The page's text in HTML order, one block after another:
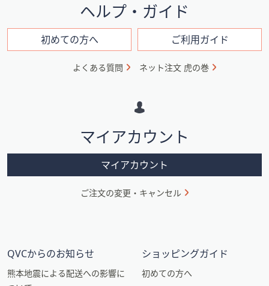
ン
ン
ヘルプ・ガイド
初めての方へ ご利用ガイド
よくある質問 ネット注文 虎の巻
マイアカウント
マイアカウント
ご注文の変更・キャンセル
QVCからのお知らせ
熊本地震による配送への影響に
ショッピングガイド
初めての方へ